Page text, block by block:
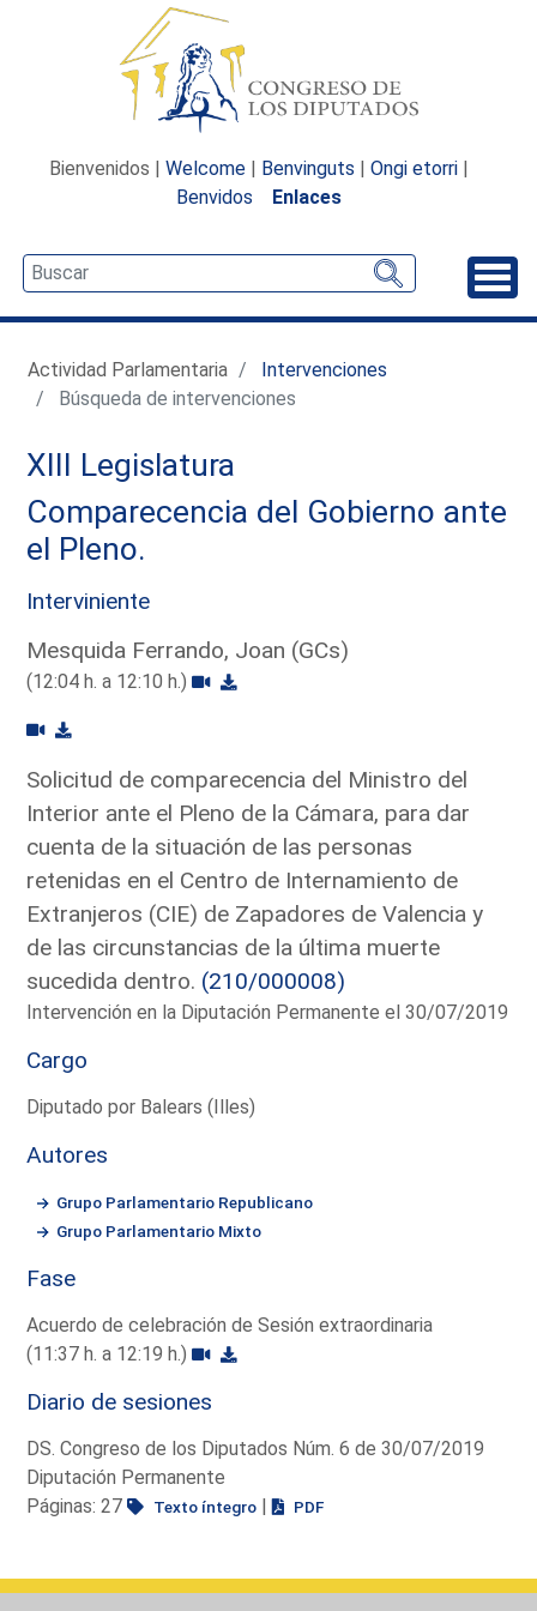
Bienvenidos | Welcome | Benvinguts | Ongi etorri |
Benvidos
Enlaces
Actividad Parlamentaria
Intervenciones
Búsqueda de intervenciones
XIII Legislatura
Comparecencia del Gobierno ante
el Pleno.
Interviniente
Mesquida Ferrando, Joan (GCs)
(12:04 h. a 12:10 h.)
Solicitud de comparecencia del Ministro del
Interior ante el Pleno de la Cámara, para dar
cuenta de la situación de las personas
retenidas en el Centro de Internamiento de
Extranjeros (CIE) de Zapadores de Valencia y
de las circunstancias de la última muerte
sucedida dentro. (210/000008)
Intervención en la Diputación Permanente el 30/07/2019
Cargo
Diputado por Balears (Illes)
Autores
Grupo Parlamentario Republicano
Grupo Parlamentario Mixto
Fase
Acuerdo de celebración de Sesión extraordinaria
(11:37 h. a 12:19 h.)
Diario de sesiones
DS. Congreso de los Diputados Núm. 6 de 30/07/2019
Diputación Permanente
Páginas: 27
Texto íntegro | PDF